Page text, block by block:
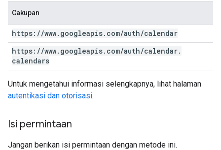
Cakupan
https: //www. googleapis. com/auth/calendar
https: //www. googleapis. com/auth/calendar.
calendars
Untuk mengetahui informasi selengkapnya, lihat halaman
autentikasi dan otorisasi.
Isi permintaan
Jangan berikan isi permintaan dengan metode ini.